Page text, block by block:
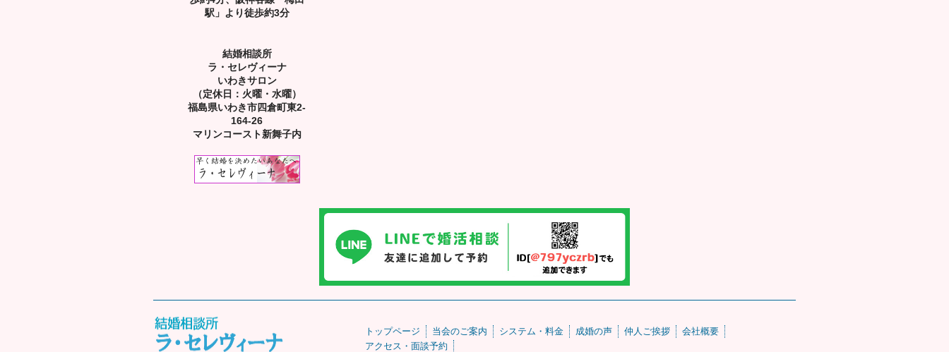
駅」より徒歩約3分
結婚相談所
ラ・セレヴィーナ
いわきサロン
（定休日：火曜・水曜）
福島県いわき市四倉町東2-
164-26
マリンコースト新舞子内
トップページ 当会のご案内 システム・料金 成婚の声 仲人ご挨拶
会社概要
アクセス・面談予約